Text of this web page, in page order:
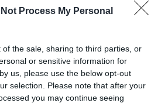
Not Process My Personal
of the sale, sharing to third parties, or
or sensitive information for
us, please use the below opt-out
selection. Please note that after your
you may continue seeing
καλύτερο κρησφύγετο δειλίας και
χυδαιότητας!